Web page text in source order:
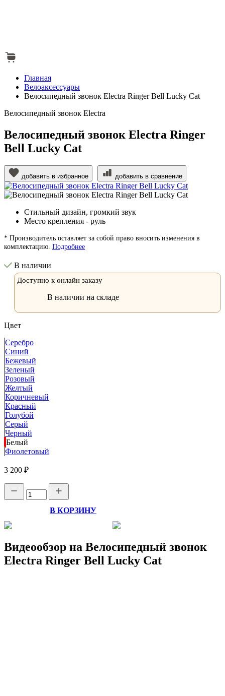
Главная
Велоаксессуары
Велосипедный звонок Electra Ringer Bell Lucky Cat
Велосипедный звонок Electra
Велосипедный звонок Electra Ringer
Bell Lucky Cat
добавить в избранное добавить в сравнение
Стильный дизайн, громкий звук
Место крепления - руль
* Производитель оставляет за собой право вносить изменения в
комплектацию. Подробнее
В наличии
Доступно к онлайн заказу
В наличии на складе
Цвет
Серебро
Синий
Бежевый
Зеленый
Розовый
Желтый
Коричневый
Красный
Голубой
Серый
Черный
Белый
Фиолетовый
3 200 ₽
В КОРЗИНУ
Видеообзор на Велосипедный звонок
Electra Ringer Bell Lucky Cat